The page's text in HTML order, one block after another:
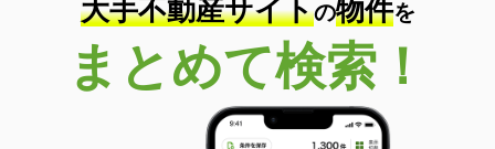
大手不動産サイトの物件を
まとめて検索！